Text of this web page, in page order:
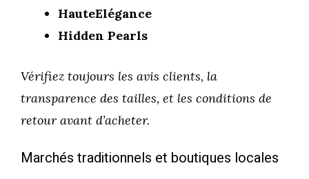
HauteElégance
Hidden Pearls
Vérifiez toujours les avis clients, la
transparence des tailles, et les conditions de
retour avant d’acheter.
Marchés traditionnels et boutiques locales